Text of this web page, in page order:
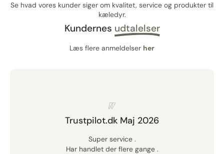
Se hvad vores kunder siger om kvalitet, service og produkter til
kæledyr.
Kundernes udtalelser
Læs flere anmeldelser her
Trustpilot.dk Maj 2026
Super service .
Har handlet der flere gange .